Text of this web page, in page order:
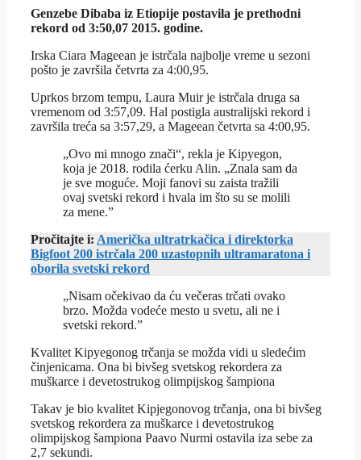
Genzebe Dibaba iz Etiopije postavila je prethodni
rekord od 3:50,07 2015. godine.
Irska Ciara Mageean je istrčala najbolje vreme u sezoni
pošto je završila četvrta za 4:00,95.
Uprkos brzom tempu, Laura Muir je istrčala druga sa
vremenom od 3:57,09. Hal postigla australijski rekord i
završila treća sa 3:57,29, a Mageean četvrta sa 4:00,95.
„Ovo mi mnogo znači“, rekla je Kipyegon,
koja je 2018. rodila ćerku Alin. „Znala sam da
je sve moguće. Moji fanovi su zaista tražili
ovaj svetski rekord i hvala im što su se molili
za mene.”
Pročitajte i: Američka ultratrkačica i direktorka
Bigfoot 200 istrčala 200 uzastopnih ultramaratona i
oborila svetski rekord
„Nisam očekivao da ću večeras trčati ovako
brzo. Možda vodeće mesto u svetu, ali ne i
svetski rekord.”
Kvalitet Kipyegonog trčanja se možda vidi u sledećim
činjenicama. Ona bi bivšeg svetskog rekordera za
muškarce i devetostrukog olimpijskog šampiona
Takav je bio kvalitet Kipjegonovog trčanja, ona bi bivšeg
svetskog rekordera za muškarce i devetostrukog
olimpijskog šampiona Paavo Nurmi ostavila iza sebe za
2,7 sekundi.